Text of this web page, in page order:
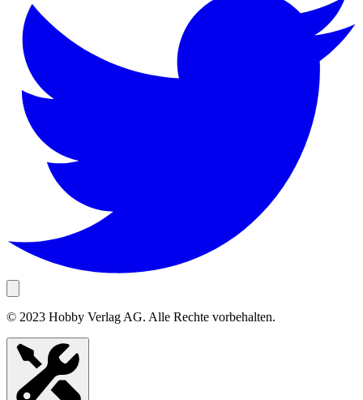
© 2023 Hobby Verlag AG. Alle Rechte vorbehalten.